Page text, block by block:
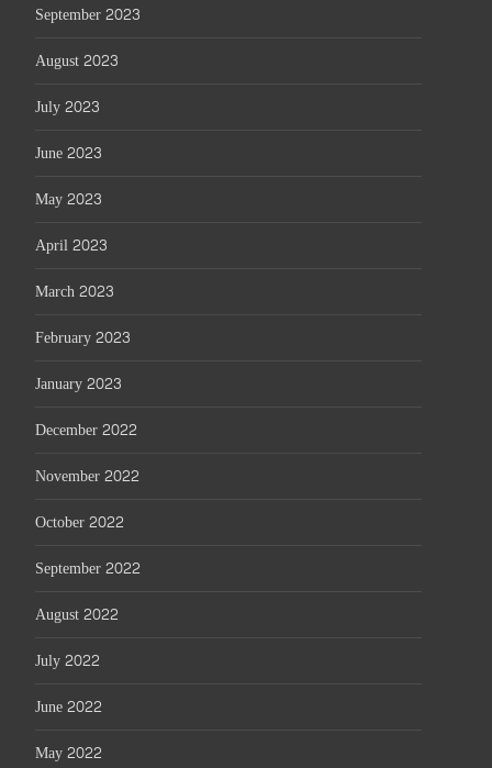
September 2023
August 2023
July 2023
June 2023
May 2023
April 2023
March 2023
February 2023
January 2023
December 2022
November 2022
October 2022
September 2022
August 2022
July 2022
June 2022
May 2022